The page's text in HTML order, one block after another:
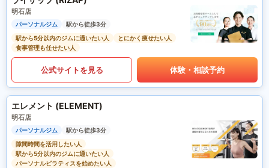
明石店
パーソナルジム
駅から徒歩3分
駅から5分以内のジムに通いたい人
とにかく痩せたい人
食事管理も任せたい人
公式サイトを見る 体験・相談予約
エレメント (ELEMENT)
明石店
パーソナルジム
駅から徒歩3分
隙間時間を活用したい人
駅から5分以内のジムに通いたい人
パーソナルピラティスを始めたい人